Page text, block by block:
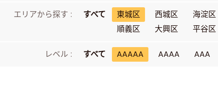
エリアから探す : すべて 東城区 西城区
海淀区
順義区
大興区 平谷区
レベル : すべて AAAAA AAAA AAA